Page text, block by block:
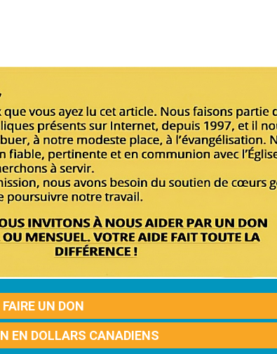
FAIRE UN DON
EN DOLLARS CANADIENS